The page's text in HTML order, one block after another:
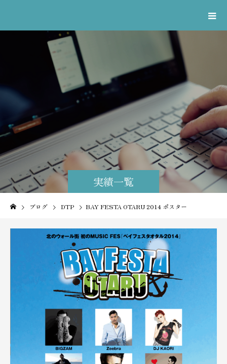
実績一覧
ブログ DTP BAY FESTA OTARU 2014 ポスター